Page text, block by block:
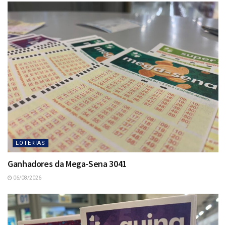
LOTERIAS
Ganhadores da Mega-Sena 3041
06/08/2026